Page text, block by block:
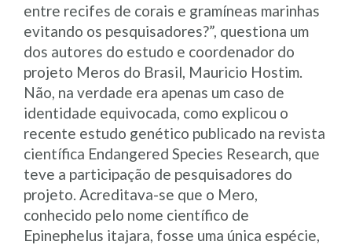
entre recifes de corais e gramíneas marinhas
evitando os pesquisadores?”, questiona um
dos autores do estudo e coordenador do
projeto Meros do Brasil, Mauricio Hostim.
Não, na verdade era apenas um caso de
identidade equivocada, como explicou o
recente estudo genético publicado na revista
científica Endangered Species Research, que
teve a participação de pesquisadores do
projeto. Acreditava-se que o Mero,
conhecido pelo nome científico de
Epinephelus itajara, fosse uma única espécie,